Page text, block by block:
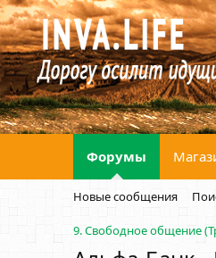
Форумы
Новые сообщения
9. Свободное общение